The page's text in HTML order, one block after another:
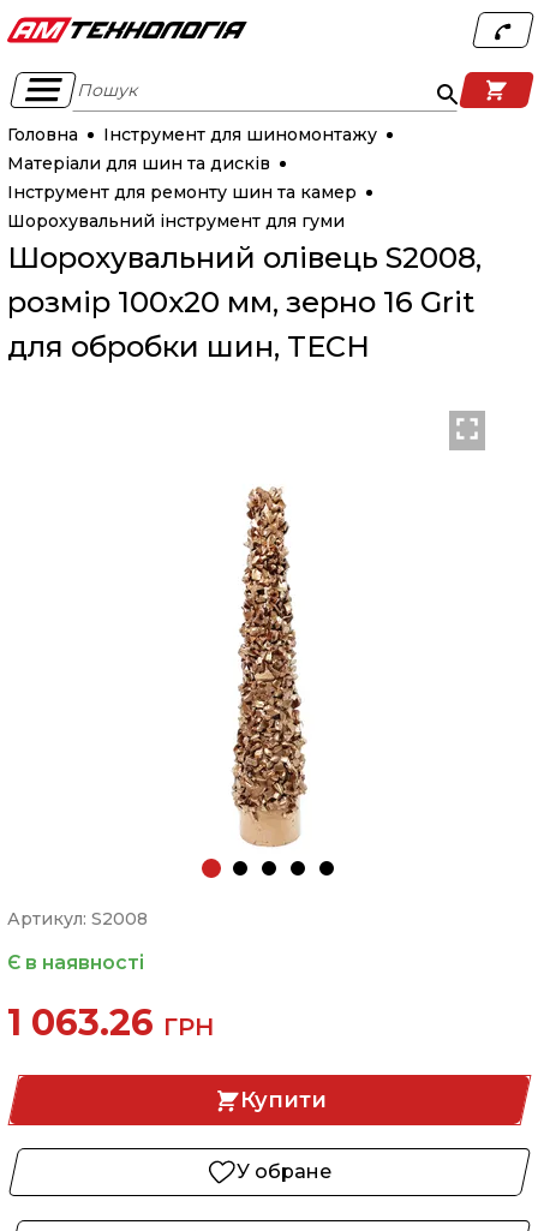
Пошук
Головна
Інструмент для шиномонтажу
Матеріали для шин та дисків
Інструмент для ремонту шин та камер
Шорохувальний інструмент для гуми
Шорохувальний олівець S2008,
розмір 100х20 мм, зерно 16 Grit
для обробки шин, TECH
Артикул: S2008
Є в наявності
1 063.26 ГРН
Купити
У обране